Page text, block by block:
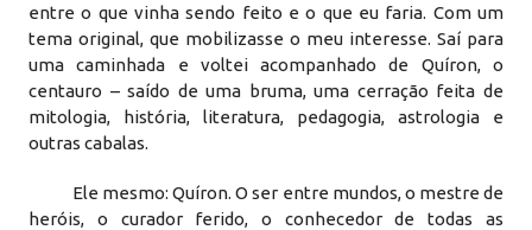
entre o que vinha sendo feito e o que eu faria. Com um
tema original, que mobilizasse o meu interesse. Saí para
uma caminhada e voltei acompanhado de Quíron, o
centauro – saído de uma bruma, uma cerração feita de
mitologia, história, literatura, pedagogia, astrologia e
outras cabalas.
Ele mesmo: Quíron. O ser entre mundos, o mestre de
heróis, o curador ferido, o conhecedor de todas as